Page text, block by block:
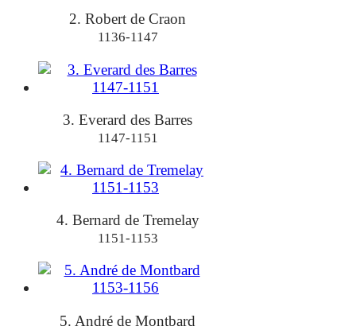
2. Robert de Craon
1136-1147
3. Everard des Barres
1147-1151
4. Bernard de Tremelay
1151-1153
5. André de Montbard